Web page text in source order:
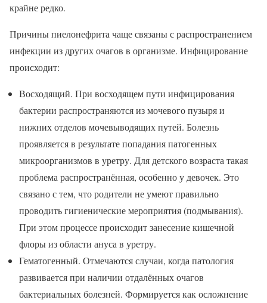
крайне редко.
Причины пиелонефрита чаще связаны с распространением
инфекции из других очагов в организме. Инфицирование
происходит:
Восходящий. При восходящем пути инфицирования
бактерии распространяются из мочевого пузыря и
нижних отделов мочевыводящих путей. Болезнь
проявляется в результате попадания патогенных
микроорганизмов в уретру. Для детского возраста такая
проблема распространённая, особенно у девочек. Это
связано с тем, что родители не умеют правильно
проводить гигиенические мероприятия (подмывания).
При этом процессе происходит занесение кишечной
флоры из области ануса в уретру.
Гематогенный. Отмечаются случаи, когда патология
развивается при наличии отдалённых очагов
бактериальных болезней. Формируется как осложнение